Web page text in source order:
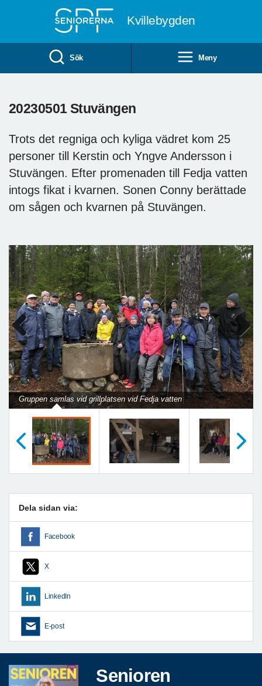
Kvillebygden
Sök Meny
20230501 Stuvängen
Trots det regniga och kyliga vädret kom 25
personer till Kerstin och Yngve Andersson i
Stuvängen. Efter promenaden till Fedja vatten
intogs fikat i kvarnen. Sonen Conny berättade
om sågen och kvarnen på Stuvängen.
Gruppen samlas vid grillplatsen vid Fedja vatten
Previous Next
Dela sidan via:
Facebook
X
LinkedIn
E-post
Senioren